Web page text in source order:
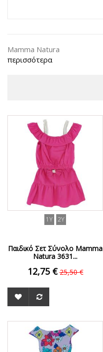
Mamma Natura
περισσότερα
ΟFFER
1Y 2Y
Παιδικό Σετ Σύνολο Mamma
Natura 3631...
12,75 € 25,50 €
ΟFFER